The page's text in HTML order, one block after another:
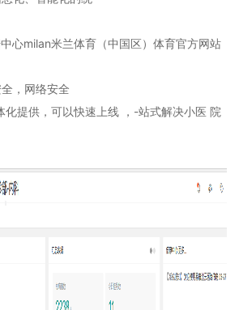
心milan米兰体育（中国区）体育官方网站
，网络安全
化提供，可以快速上线 ，-站式解决小医 院